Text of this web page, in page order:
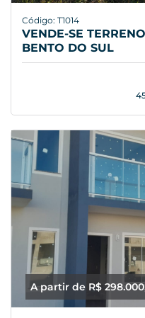
Código: T1014
VENDE-SE
BENTO DO SUL
A partir de R$